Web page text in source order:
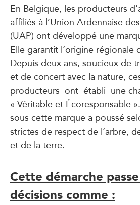
En Belgique, les producteurs
affiliés à l’Union Ardennaise
(UAP) ont développé une
Elle garantit l’origine régionale
Depuis deux ans, soucieux de
et de concert avec la nature,
producteurs ont établi une
« Véritable et Écoresponsable
sous cette marque a poussé
strictes de respect de l’arbre,
et de la terre.
Cette démarche
décisions comme :